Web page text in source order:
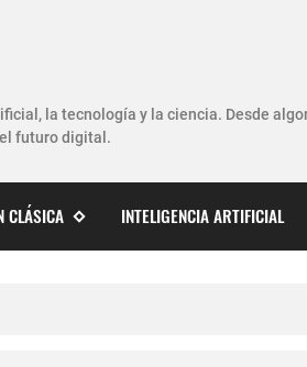
la tecnología y la ciencia. Desde
futuro digital.
CLÁSICA INTELIGENCIA ARTIFICIAL